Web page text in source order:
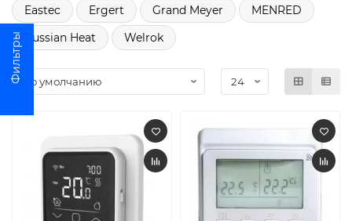
Eastec Ergert Grand Meyer
MENRED
Russian Heat
Welrok